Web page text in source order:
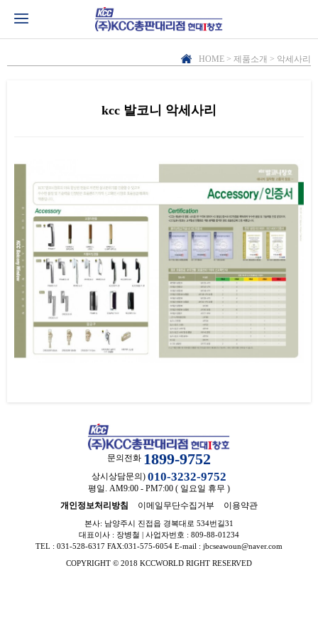
HOME > 제품소개 > 악세사리
kcc 발코니 악세사리
문의전화 1899-9752
상시상담문의) 010-3232-9752
평일. AM9:00 - PM7:00 ( 일요일 휴무 )
개인정보처리방침
이메일무단수집거부 이용약관
본사: 남양주시 진접읍 경복대로 534번길31
대표이사 : 장병철 | 사업자번호 : 809-88-01234
TEL : 031-528-6317 FAX:031-575-6054 E-mail : jbcseawoun@naver.com
COPYRIGHT © 2018 KCCWORLD RIGHT RESERVED